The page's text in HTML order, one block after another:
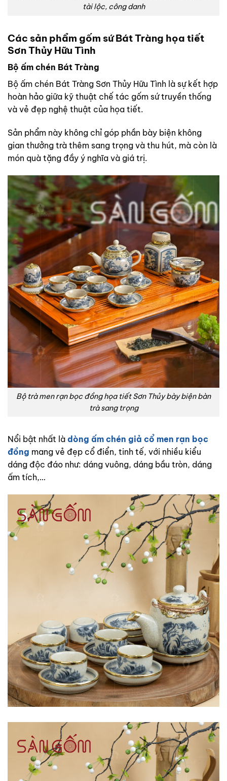
tài lộc, công danh
Các sản phẩm gốm sứ Bát Tràng họa tiết
Sơn Thủy Hữu Tình
Bộ ấm chén Bát Tràng
Bộ ấm chén Bát Tràng Sơn Thủy Hữu Tình là sự kết hợp
hoàn hảo giữa kỹ thuật chế tác gốm sứ truyền thống
và vẻ đẹp nghệ thuật của họa tiết.
Sản phẩm này không chỉ góp phần bày biện không
gian thưởng trà thêm sang trọng và thu hút, mà còn là
món quà tặng đầy ý nghĩa và giá trị.
Bộ trà men rạn bọc đồng họa tiết Sơn Thủy bày biện bàn
trà sang trọng
Nổi bật nhất là dòng ấm chén giả cổ men rạn bọc
đồng mang vẻ đẹp cổ điển, tinh tế, với nhiều kiểu
dáng độc đáo như: dáng vuông, dáng bầu tròn, dáng
ấm tích,…